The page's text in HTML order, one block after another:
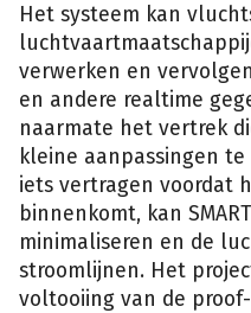
Het systeem kan
verwerken en
en andere realtime
naarmate het vertrek
kleine aanpassingen
iets vertragen voordat
binnenkomt, kan
minimaliseren en de
stroomlijnen. Het
voltooiing van de